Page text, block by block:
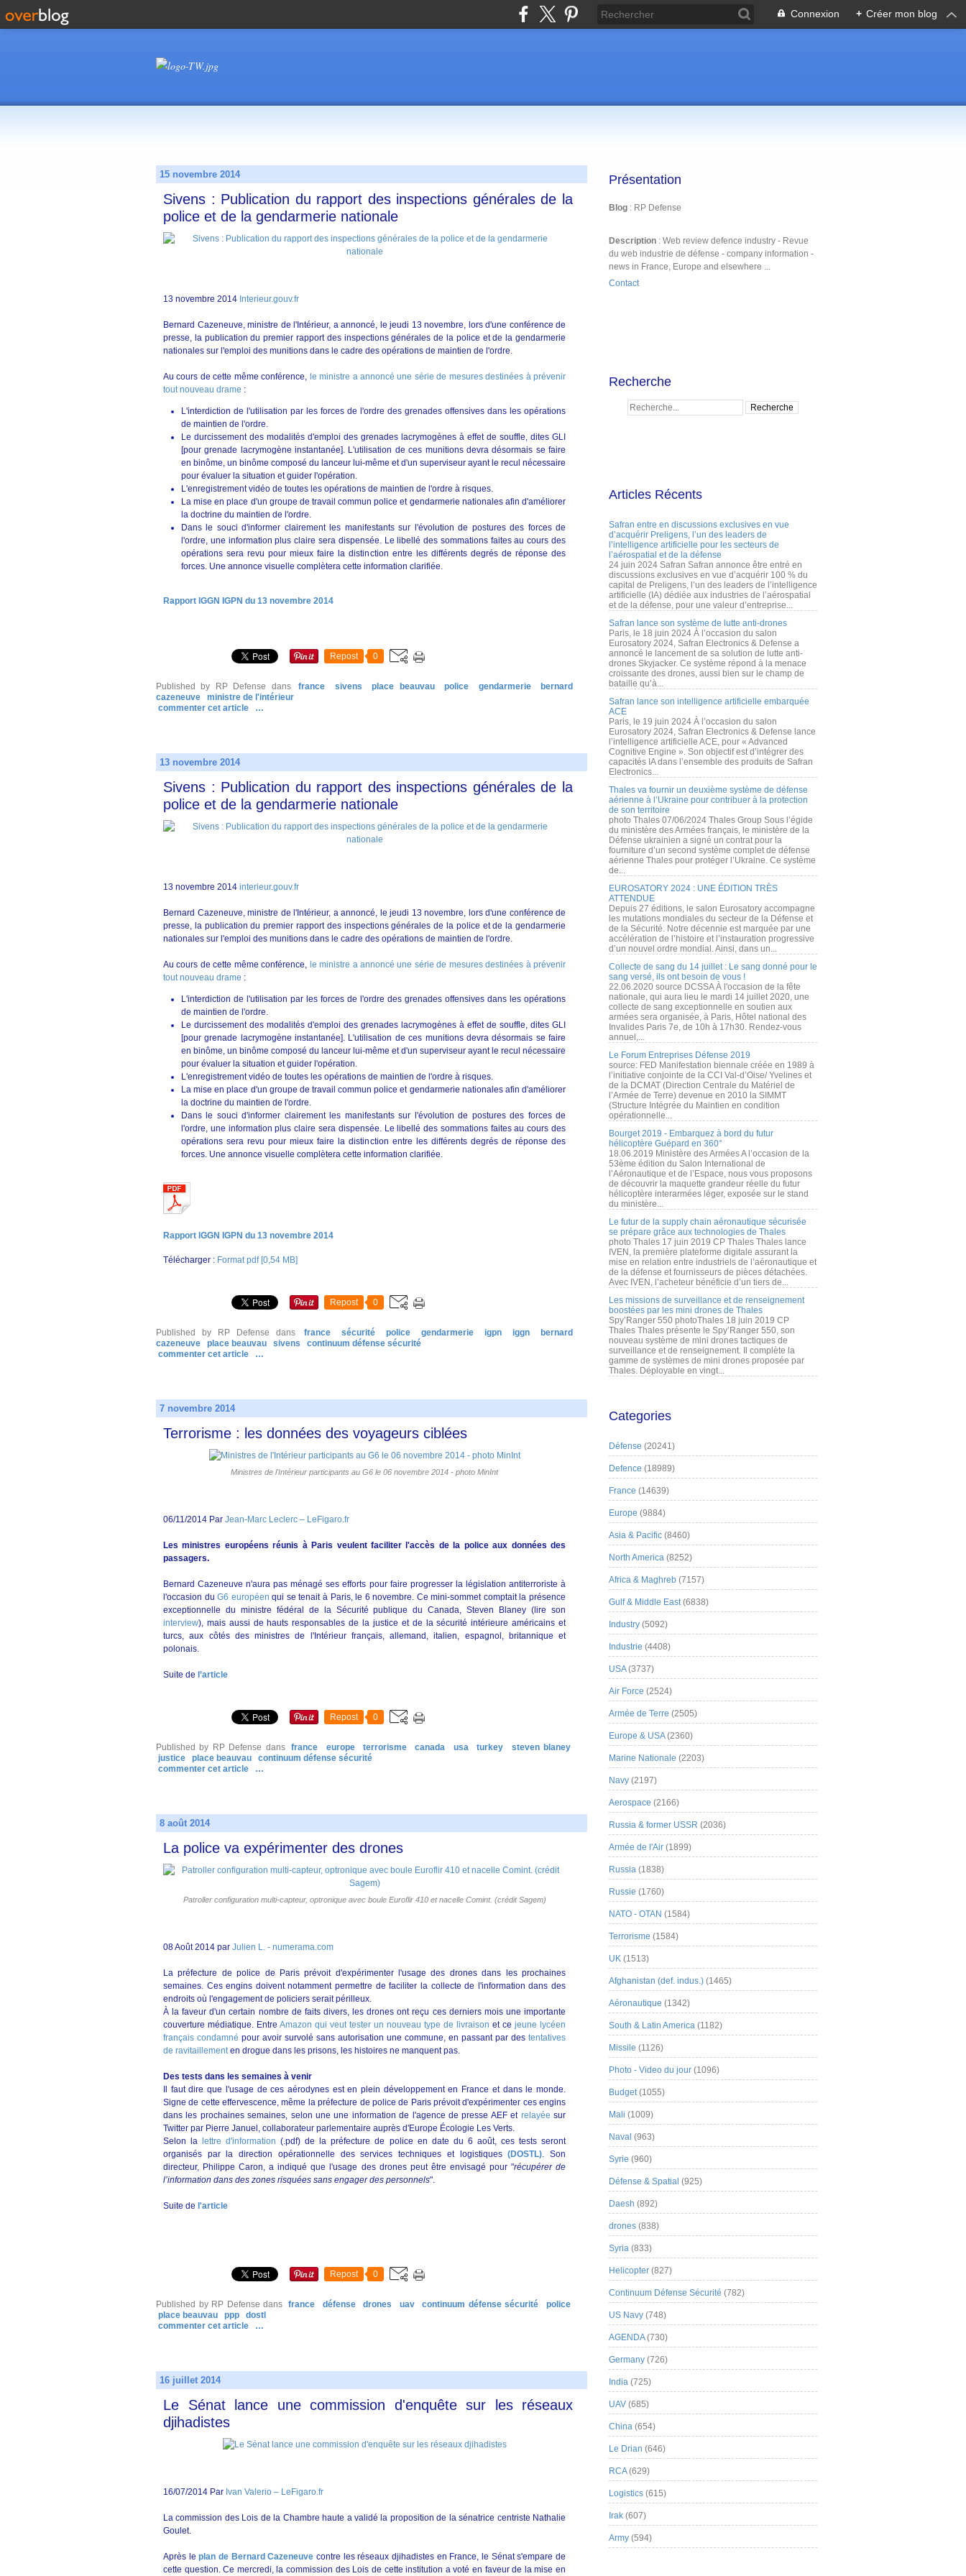
Connexion + Créer mon blog
15 novembre 2014
Sivens : Publication du rapport des inspections générales de la
police et de la gendarmerie nationale
13 novembre 2014 Interieur.gouv.fr
Bernard Cazeneuve, ministre de l'Intérieur, a annoncé, le jeudi 13 novembre, lors d'une conférence de
presse, la publication du premier rapport des inspections générales de la police et de la gendarmerie
nationales sur l'emploi des munitions dans le cadre des opérations de maintien de l'ordre.
Au cours de cette même conférence, le ministre a annoncé une série de mesures destinées à prévenir
tout nouveau drame :
L'interdiction de l'utilisation par les forces de l'ordre des grenades offensives dans les opérations
de maintien de l'ordre.
Le durcissement des modalités d'emploi des grenades lacrymogènes à effet de souffle, dites GLI
[pour grenade lacrymogène instantanée]. L'utilisation de ces munitions devra désormais se faire
en binôme, un binôme composé du lanceur lui-même et d'un superviseur ayant le recul nécessaire
pour évaluer la situation et guider l'opération.
L'enregistrement vidéo de toutes les opérations de maintien de l'ordre à risques.
La mise en place d'un groupe de travail commun police et gendarmerie nationales afin d'améliorer
la doctrine du maintien de l'ordre.
Dans le souci d'informer clairement les manifestants sur l'évolution de postures des forces de
l'ordre, une information plus claire sera dispensée. Le libellé des sommations faites au cours des
opérations sera revu pour mieux faire la distinction entre les différents degrés de réponse des
forces. Une annonce visuelle complètera cette information clarifiée.
Rapport IGGN IGPN du 13 novembre 2014
Repost 0
Published by RP Defense dans france sivens place beauvau police gendarmerie
bernard
cazeneuve
ministre de l'intérieur
commenter cet article
…
13 novembre 2014
Sivens : Publication du rapport des inspections générales de la
police et de la gendarmerie nationale
13 novembre 2014 interieur.gouv.fr
Bernard Cazeneuve,ministre de l'Intérieur, a annoncé, le jeudi 13 novembre, lors d'une conférence de
presse, la publication du premier rapport des inspections générales de la police et de la gendarmerie
nationales sur l'emploi des munitions dans le cadre des opérations de maintien de l'ordre.
Au cours de cette même conférence, le ministre a annoncé une série de mesures destinées à prévenir
tout nouveau drame :
L'interdiction de l'utilisation par les forces de l'ordre des grenades offensives dans les opérations
de maintien de l'ordre.
Le durcissement des modalités d'emploi des grenades lacrymogènes à effet de souffle, dites GLI
[pour grenade lacrymogène instantanée]. L'utilisation de ces munitions devra désormais se faire
en binôme, un binôme composé du lanceur lui-même et d'un superviseur ayant le recul nécessaire
pour évaluer la situation et guider l'opération.
L'enregistrement vidéo de toutes les opérations de maintien de l'ordre à risques.
La mise en place d'un groupe de travail commun police et gendarmerie nationales afin d'améliorer
la doctrine du maintien de l'ordre.
Dans le souci d'informer clairement les manifestants sur l'évolution de postures des forces de
l'ordre, une information plus claire sera dispensée. Le libellé des sommations faites au cours des
opérations sera revu pour mieux faire la distinction entre les différents degrés de réponse des
forces. Une annonce visuelle complètera cette information clarifiée.
Rapport IGGN IGPN du 13 novembre 2014
Télécharger : Format pdf [0,54 MB]
Repost 0
Published by RP Defense dans france sécurité police gendarmerie igpn iggn
bernard
cazeneuve
place beauvau sivens
continuum défense sécurité
commenter cet article
…
7 novembre 2014
Terrorisme : les données des voyageurs ciblées
Ministres de l'Intérieur participants au G6 le 06 novembre 2014 - photo MinInt
06/11/2014 Par Jean-Marc Leclerc – LeFigaro.fr
Les ministres européens réunis à Paris veulent faciliter l'accès de la police aux données des
passagers.
Bernard Cazeneuve n'aura pas ménagé ses efforts pour faire progresser la législation antiterroriste à
l'occasion duG6 européen qui se tenait à Paris, le 6 novembre. Ce mini-sommet comptait la présence
exceptionnelle du ministre fédéral de la Sécurité publique du Canada, Steven Blaney (lire son
interview), mais aussi de hauts responsables de la justice et de la sécurité intérieure américains et
turcs, aux côtés des ministres de l'Intérieur français, allemand, italien, espagnol, britannique et
polonais.
Suite de l’article
Repost 0
Published by RP Defense dans france europe terrorisme canada usa turkey
steven blaney
justice
place beauvau
continuum défense sécurité
commenter cet article
…
8 août 2014
La police va expérimenter des drones
Patroller configuration multi-capteur, optronique avec boule Euroflir 410 et nacelle Comint. (crédit Sagem)
08 Août 2014 par Julien L. - numerama.com
La préfecture de police de Paris prévoit d'expérimenter l'usage des drones dans les prochaines
semaines. Ces engins doivent notamment permettre de faciliter la collecte de l'information dans des
endroits où l'engagement de policiers serait périlleux.
À la faveur d'un certain nombre de faits divers, les drones ont reçu ces derniers mois une importante
couverture médiatique. Entre Amazon qui veut tester un nouveau type de livraison et ce jeune lycéen
français condamné pour avoir survolé sans autorisation une commune, en passant par des tentatives
de ravitaillementen drogue dans les prisons, les histoires ne manquent pas.
Des tests dans les semaines à venir
Il faut dire que l'usage de ces aérodynes est en plein développement en France et dans le monde.
Signe de cette effervescence, même la préfecture de police de Paris prévoit d'expérimenter ces engins
dans les prochaines semaines, selon une une information de l'agence de presse AEF et relayée sur
Twitter par Pierre Januel, collaborateur parlementaire auprès d'Europe Écologie Les Verts.
Selon la
lettre d'information (.pdf) de la préfecture de police en date du 6 août, ces tests seront
organisés par la direction opérationnelle des services techniques et logistiques(DOSTL). Son
directeur, Philippe Caron, a indiqué que l'usage des drones peut être envisagé pour "récupérer de
l’information dans des zones risquées sans engager des personnels".
Suite de l'article
Repost 0
Published by RP Defense dans france défense drones uav continuum défense sécurité
police
place beauvau
ppp
dostl
commenter cet article
…
16 juillet 2014
Le Sénat lance une commission d'enquête sur les réseaux
djihadistes
16/07/2014 Par Ivan Valerio – LeFigaro.fr
La commission des Lois de la Chambre haute a validé la proposition de la sénatrice centriste Nathalie
Goulet.
Après leplan de Bernard Cazeneuve contre les réseaux djihadistes en France, le Sénat s'empare de
cette question. Ce mercredi, la commission des Lois de cette institution a voté en faveur de la mise en
Présentation
Blog : RP Defense
Description : Web review defence industry - Revue
du web industrie de défense - company information -
news in France, Europe and elsewhere ...
Contact
Recherche
Articles Récents
Safran entre en discussions exclusives en vue
d’acquérir Preligens, l’un des leaders de
l’intelligence artificielle pour les secteurs de
l’aérospatial et de la défense
24 juin 2024 Safran Safran annonce être entré en
discussions exclusives en vue d’acquérir 100 % du
capital de Preligens, l’un des leaders de l’intelligence
artificielle (IA) dédiée aux industries de l’aérospatial
et de la défense, pour une valeur d’entreprise...
Safran lance son système de lutte anti-drones
Paris, le 18 juin 2024 À l’occasion du salon
Eurosatory 2024, Safran Electronics & Defense a
annoncé le lancement de sa solution de lutte anti-
drones Skyjacker. Ce système répond à la menace
croissante des drones, aussi bien sur le champ de
bataille qu’à...
Safran lance son intelligence artificielle embarquée
ACE
Paris, le 19 juin 2024 À l’occasion du salon
Eurosatory 2024, Safran Electronics & Defense lance
l’intelligence artificielle ACE, pour « Advanced
Cognitive Engine ». Son objectif est d’intégrer des
capacités IA dans l’ensemble des produits de Safran
Electronics...
Thales va fournir un deuxième système de défense
aérienne à l’Ukraine pour contribuer à la protection
de son territoire
photo Thales 07/06/2024 Thales Group Sous l’égide
du ministère des Armées français, le ministère de la
Défense ukrainien a signé un contrat pour la
fourniture d’un second système complet de défense
aérienne Thales pour protéger l’Ukraine. Ce système
de...
EUROSATORY 2024 : UNE ÉDITION TRÈS
ATTENDUE
Depuis 27 éditions, le salon Eurosatory accompagne
les mutations mondiales du secteur de la Défense et
de la Sécurité. Notre décennie est marquée par une
accélération de l’histoire et l’instauration progressive
d’un nouvel ordre mondial. Ainsi, dans un...
Collecte de sang du 14 juillet : Le sang donné pour le
sang versé, ils ont besoin de vous !
22.06.2020 source DCSSA À l'occasion de la fête
nationale, qui aura lieu le mardi 14 juillet 2020, une
collecte de sang exceptionnelle en soutien aux
armées sera organisée, à Paris, Hôtel national des
Invalides Paris 7e, de 10h à 17h30. Rendez-vous
annuel,...
Le Forum Entreprises Défense 2019
source: FED Manifestation biennale créée en 1989 à
l’initiative conjointe de la CCI Val-d’Oise/ Yvelines et
de la DCMAT (Direction Centrale du Matériel de
l’Armée de Terre) devenue en 2010 la SIMMT
(Structure Intégrée du Maintien en condition
opérationnelle...
Bourget 2019 - Embarquez à bord du futur
hélicoptère Guépard en 360°
18.06.2019 Ministère des Armées A l’occasion de la
53ème édition du Salon International de
l’Aéronautique et de l’Espace, nous vous proposons
de découvrir la maquette grandeur réelle du futur
hélicoptère interarmées léger, exposée sur le stand
du ministère...
Le futur de la supply chain aéronautique sécurisée
se prépare grâce aux technologies de Thales
photo Thales 17 juin 2019 CP Thales Thales lance
IVEN, la première plateforme digitale assurant la
mise en relation entre industriels de l’aéronautique et
de la défense et fournisseurs de pièces détachées.
Avec IVEN, l’acheteur bénéficie d’un tiers de...
Les missions de surveillance et de renseignement
boostées par les mini drones de Thales
Spy’Ranger 550 photoThales 18 juin 2019 CP
Thales Thales présente le Spy’Ranger 550, son
nouveau système de mini drones tactiques de
surveillance et de renseignement. Il complète la
gamme de systèmes de mini drones proposée par
Thales. Déployable en vingt...
Categories
Défense (20241)
Defence (18989)
France (14639)
Europe (9884)
Asia & Pacific (8460)
North America (8252)
Africa & Maghreb (7157)
Gulf & Middle East(6838)
Industry (5092)
Industrie (4408)
USA(3737)
Air Force (2524)
Armée de Terre (2505)
Europe & USA(2360)
Marine Nationale (2203)
Navy (2197)
Aerospace (2166)
Russia & former USSR (2036)
Armée de l'Air (1899)
Russia (1838)
Russie (1760)
NATO - OTAN (1584)
Terrorisme (1584)
UK (1513)
Afghanistan (def. indus.) (1465)
Aéronautique (1342)
South & Latin America (1182)
Missile (1126)
Photo - Video du jour (1096)
Budget(1055)
Mali (1009)
Naval (963)
Syrie (960)
Défense & Spatial (925)
Daesh (892)
drones (838)
Syria (833)
Helicopter (827)
Continuum Défense Sécurité (782)
US Navy (748)
AGENDA(730)
Germany (726)
India (725)
UAV (685)
China (654)
Le Drian (646)
RCA(629)
Logistics (615)
Irak (607)
Army (594)